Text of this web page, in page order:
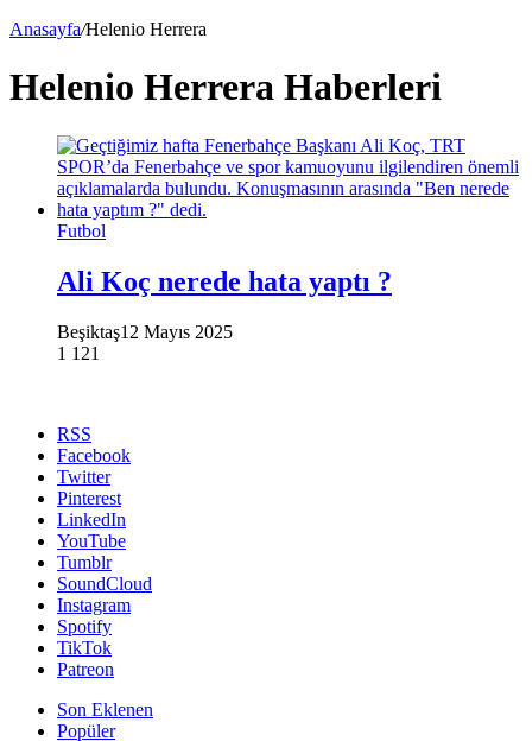
Anasayfa/Helenio Herrera
Helenio Herrera Haberleri
Futbol
Ali Koç nerede hata yaptı ?
Beşiktaş12 Mayıs 2025
1 121
RSS
Facebook
Twitter
Pinterest
LinkedIn
YouTube
Tumblr
SoundCloud
Instagram
Spotify
TikTok
Patreon
Son Eklenen
Popüler